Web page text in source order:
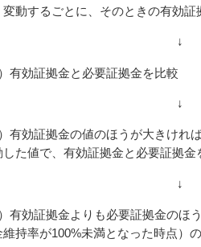
変動するごとに、そのときの有効証
↓
）有効証拠金と必要証拠金を比較
↓
）有効証拠金の値のほうが大きけれ
した値で、有効証拠金と必要証拠金
↓
）有効証拠金よりも必要証拠金のほ
維持率が100%未満となった時点）